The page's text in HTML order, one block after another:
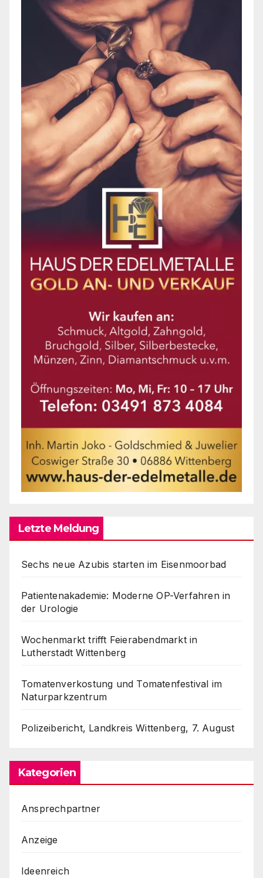
Letzte Meldung
Sechs neue Azubis starten im Eisenmoorbad
Patientenakademie: Moderne OP-Verfahren in
der Urologie
Wochenmarkt trifft Feierabendmarkt in
Lutherstadt Wittenberg
Tomatenverkostung und Tomatenfestival im
Naturparkzentrum
Polizeibericht, Landkreis Wittenberg, 7. August
Kategorien
Ansprechpartner
Anzeige
Ideenreich